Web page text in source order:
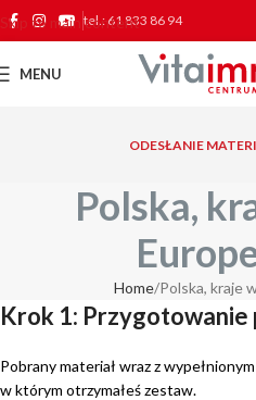
Skip to main content
tel.: 61 833 86 94
MENU
ODESŁANIE
Polska,
Home Polska, kraje
Krok 1: Przygotowanie
Pobrany materiał wraz z
w którym otrzymałeś zestaw.